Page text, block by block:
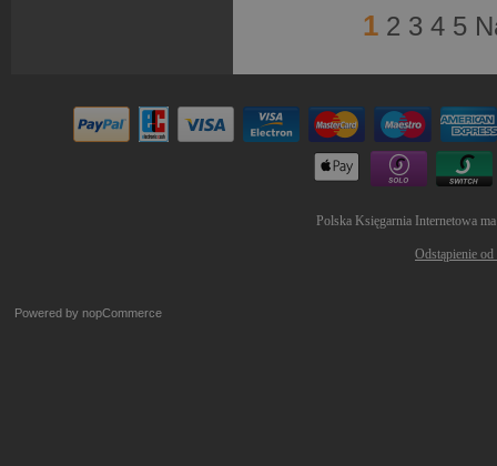
1 2 3 4 5
Polska Księgarnia Internetowa
Odstąpienie
Powered by nopCommerce